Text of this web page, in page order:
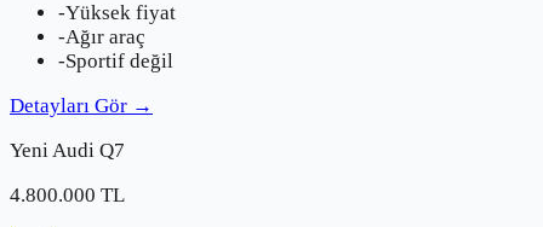
-Yüksek fiyat
-Ağır araç
-Sportif değil
Detayları Gör →
YeniAudi Q7
4.800.000 TL